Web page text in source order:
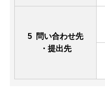
5 問い合わせ先
・提出先